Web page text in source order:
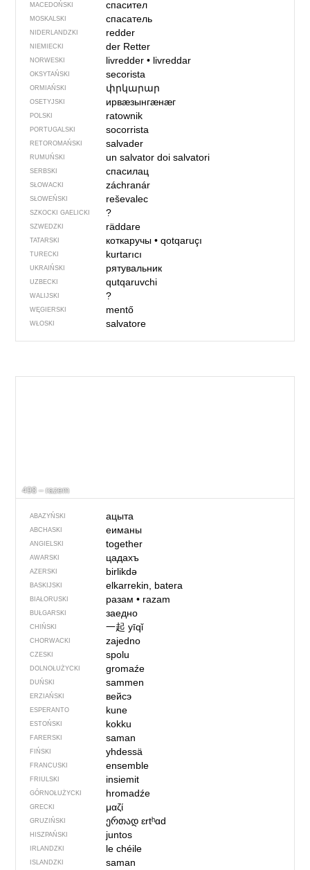
MACEDOŃSKI спасител
MOSKALSKI спасатель
NIDERLANDZKI redder
NIEMIECKI der Retter
NORWESKI livredder• livreddar
OKSYTAŃSKI secorista
ORMIAŃSKI փրկարար
OSETYJSKI ирвӕзынгӕнӕг
POLSKI ratownik
PORTUGALSKI socorrista
RETOROMAŃSKI salvader
RUMUŃSKI un salvatordoi salvatori
SERBSKI спасилац
SŁOWACKI záchranár
SŁOWEŃSKI reševalec
SZKOCKI GAELICKI ?
SZWEDZKI räddare
TATARSKI коткаручы• qotqaruçı
TURECKI kurtarıcı
UKRAIŃSKI рятувальник
UZBECKI qutqaruvchi
WALIJSKI ?
WĘGIERSKI mentő
WŁOSKI salvatore
498 – razem
ABAZYŃSKI ацыта
ABCHASKI еиманы
ANGIELSKI together
AWARSKI цадахъ
AZERSKI birlikdə
BASKIJSKI elkarrekin, batera
BIAŁORUSKI разам• razam
BUŁGARSKI заедно
CHIŃSKI 一起yīqǐ
CHORWACKI zajedno
CZESKI spolu
DOLNOŁUŻYCKI gromaźe
DUŃSKI sammen
ERZIAŃSKI вейсэ
ESPERANTO kune
ESTOŃSKI kokku
FARERSKI saman
FIŃSKI yhdessä
FRANCUSKI ensemble
FRIULSKI insiemit
GÓRNOŁUŻYCKI hromadźe
GRECKI μαζί
GRUZIŃSKI ერთადɛrtʰɑd
HISZPAŃSKI juntos
IRLANDZKI le chéile
ISLANDZKI saman